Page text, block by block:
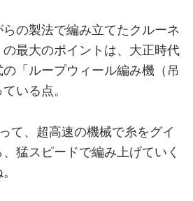
の製法で編み立てたクルーネ
の最大のポイントは、大正時代
「ループウィール編み機（吊
いる点。
て、超高速の機械で糸をグイ
猛スピードで編み上げていく